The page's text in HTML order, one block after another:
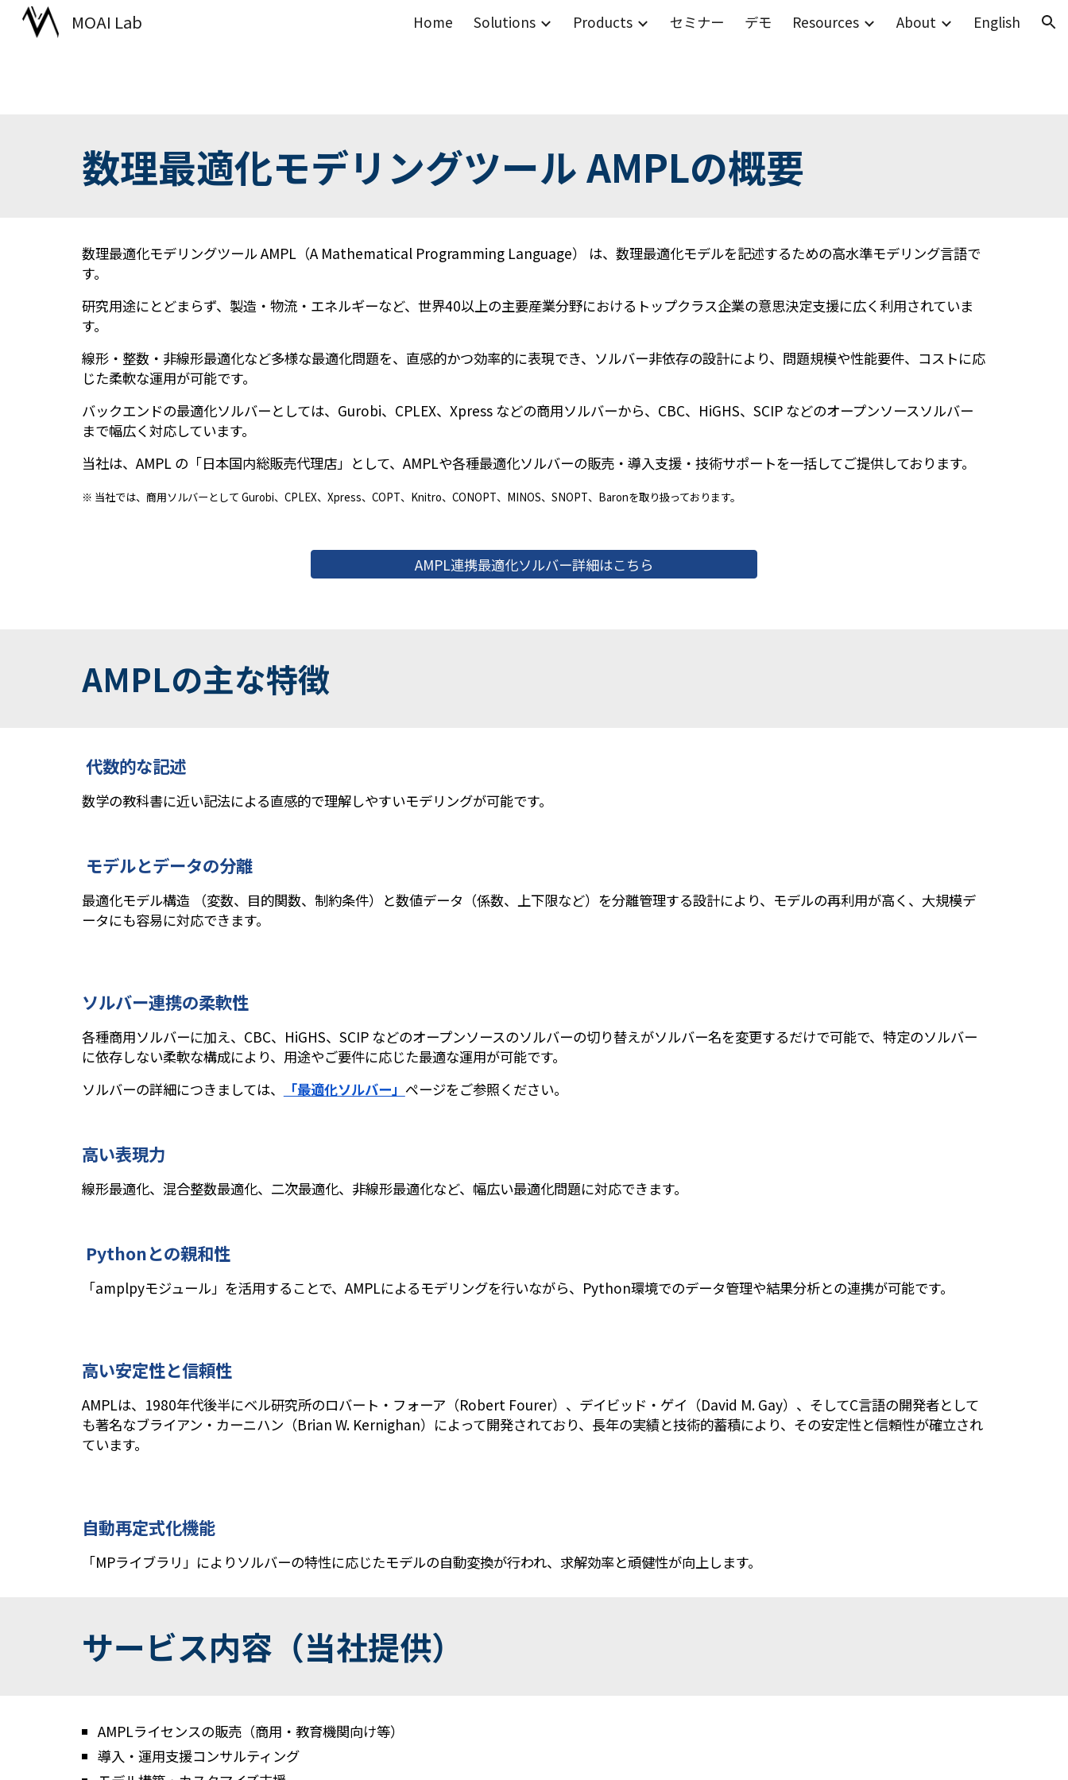
Skip to main content Skip to navigation
MOAI Lab Home Solutions Products セミナー デモ Resources About English
数理最適化モデリングツール AMPLの概要
数理最適化モデリングツールAMPL（A Mathematical Programming Language）
は、数理最適化モデルを記述するための高水準モデリング言語で
す。
研究用途にとどまらず、製造・物流・エネルギーなど、世界40以上の主要産業分野におけるトップクラス企業の意思決定支援に広く利用されていま
す。
線形・整数・非線形最適化など多様な最適化問題を、直感的かつ効率的に表現でき、ソルバー非依存の設計により、問題規模や性能要件、コストに応
じた柔軟な運用が可能です。
バックエンドの最適化ソルバーとしては、Gurobi、CPLEX、Xpress などの商用ソルバーから、CBC、HiGHS、SCIP などのオープンソースソルバー
まで幅広く対応しています。
当社は、AMPL の「日本国内総販売代理店」として、AMPLや各種最適化ソルバーの販売・導入支援・技術サポートを一括してご提供しております。
※ 当社では、商用ソルバー として Gurobi、CPLEX、Xpress、COPT、Knitro、CONOPT、MINOS、SNOPT、Baronを取り扱っております。
AMPL連携最適化ソルバー詳細はこちら
AMPLの主な特徴
代数的な記述
数学の教科書に近い記法による直感的で理解しやすいモデリングが可能です。
モデルとデータの分離
最適化モデル構造 （変数、目的関数、制約条件）と数値データ（係数、上下限など）を分離管理する設計により、モデルの再利用が高く、大規模デ
ータにも容易に対応できます。
ソルバー連携の柔軟性
各種商用ソルバーに加え、CBC、HiGHS、SCIP などのオープンソースのソルバーの切り替えがソルバー名を変更するだけで可能で、特定のソルバー
に依存しない柔軟な構成により、用途やご要件に応じた最適な運用が可能です。
ソルバーの詳細につきましては、
「最適化ソルバー」 ページをご参照ください。
高い表現力
線形最適化、混合整数最適化、二次最適化、非線形最適化など、幅広い最適化問題に対応できます。
Pythonとの親和性
「amplpyモジュール」を活用することで、AMPLによるモデリングを行いながら、Python環境でのデータ管理や結果分析との連携が可能です。
高い安定性と信頼性
AMPLは、1980年代後半にベル研究所のロバート・フォーア（Robert Fourer）、デイビッド・ゲイ（David M. Gay）、そしてC言語の開発者として
も著名なブライアン・カーニハン（Brian W. Kernighan）によって開発されており、長年の実績と技術的蓄積により、その安定性と信頼性が確立され
ています。
自動再定式化機能
「MPライブラリ」によりソルバーの特性に応じたモデルの自動変換が行われ、求解効率と頑健性が向上します。
サービス内容（当社提供）
AMPLライセンスの販売（商用・教育機関向け等）
導入・運用支援コンサルティング